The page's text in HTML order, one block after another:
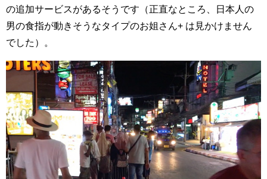
の追加サービスがあるそうです（正直なところ、日本人の
男の食指が動きそうなタイプのお姐さん+ は見かけません
でした）。